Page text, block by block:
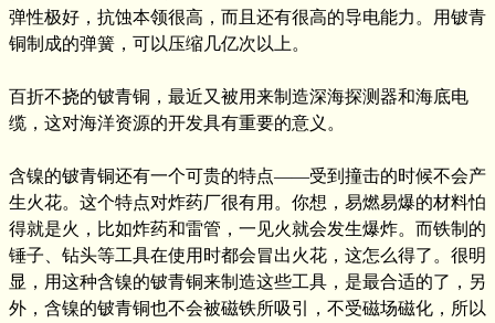
弹性极好，抗蚀本领很高，而且还有很高的导电能力。用铍青
铜制成的弹簧，可以压缩几亿次以上。
百折不挠的铍青铜，最近又被用来制造深海探测器和海底电
缆，这对海洋资源的开发具有重要的意义。
含镍的铍青铜还有一个可贵的特点——受到撞击的时候不会产
生火花。这个特点对炸药厂很有用。你想，易燃易爆的材料怕
得就是火，比如炸药和雷管，一见火就会发生爆炸。而铁制的
锤子、钻头等工具在使用时都会冒出火花，这怎么得了。很明
显，用这种含镍的铍青铜来制造这些工具，是最合适的了，另
外，含镍的铍青铜也不会被磁铁所吸引，不受磁场磁化，所以